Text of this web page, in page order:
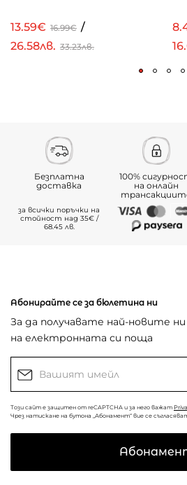
13.59€ 16.99€ /
26.58лв. 33.23лв.
Безплатна
доставка
за всички поръчки на
стойност над 35€ /
68.45 лв.
100%
на онлайн
Абонирайте се за бюлетина ни
За да получавате най-новите
на електронната си поща
Този сайт е защитен от reCAPTCHA и за него важат
Чрез натискане на бутона „Абонамент“ вие се